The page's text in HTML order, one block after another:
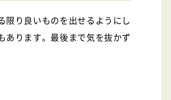
限り良いものを出せるようにし
あります。最後まで気を抜かず